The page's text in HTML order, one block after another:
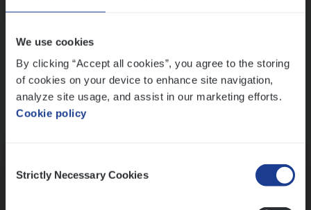
We use cookies
By clicking “Accept all cookies”, you agree to the storing
of cookies on your device to enhance site navigation,
analyze site usage, and assist in our marketing efforts.
Cookie policy
Selection
Strictly Necessary Cookies